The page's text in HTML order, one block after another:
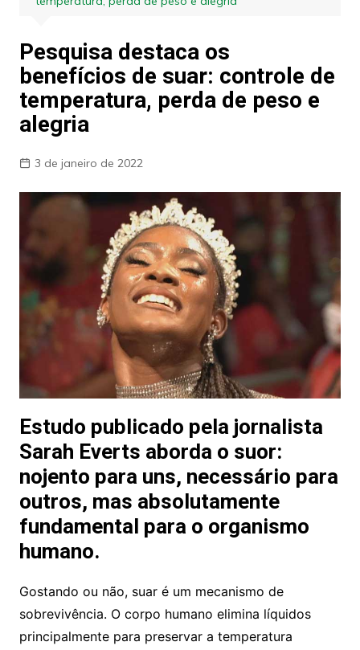
Pesquisa destaca os
benefícios de suar: controle de
temperatura, perda de peso e
alegria
3 de janeiro de 2022
Estudo publicado pela jornalista
Sarah Everts aborda o suor:
nojento para uns, necessário para
outros, mas absolutamente
fundamental para o organismo
humano.
Gostando ou não, suar é um mecanismo de
sobrevivência. O corpo humano elimina líquidos
principalmente para preservar a temperatura